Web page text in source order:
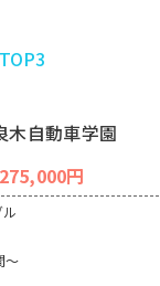
木自動車学園
円
～